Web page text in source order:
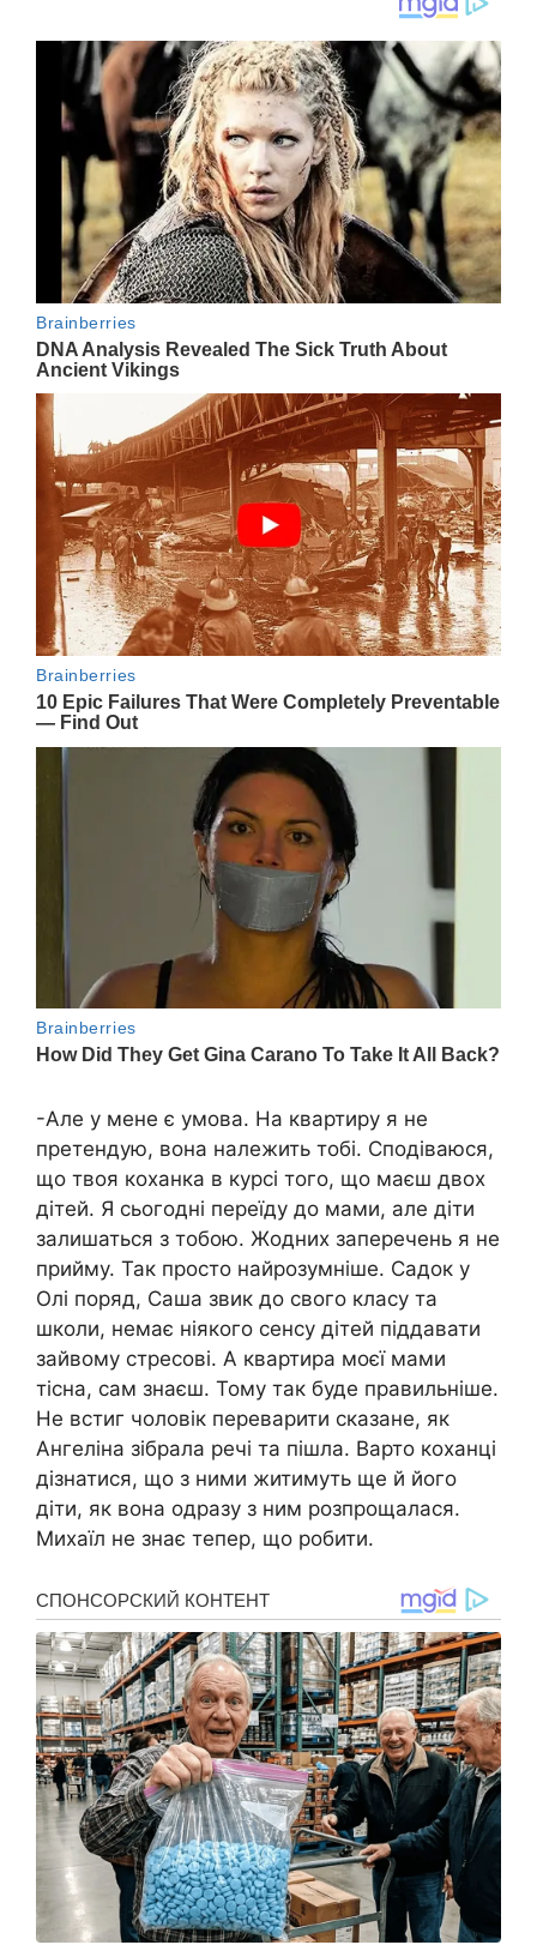
-Але у мене є умова. На квартиру я не
претендую, вона належить тобі. Сподіваюся,
що твоя коханка в курсі того, що маєш двох
дітей. Я сьогодні переїду до мами, але діти
залишаться з тобою. Жодних заперечень я не
прийму. Так просто найрозумніше. Садок у
Олі поряд, Саша звик до свого класу та
школи, немає ніякого сенсу дітей піддавати
зайвому стресові. А квартира моєї мами
тісна, сам знаєш. Тому так буде правильніше.
Не встиг чоловік переварити сказане, як
Ангеліна зібрала речі та пішла. Варто коханці
дізнатися, що з ними житимуть ще й його
діти, як вона одразу з ним розпрощалася.
Михаїл не знає тепер, що робити.